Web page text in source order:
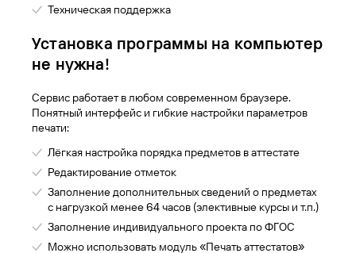
Техническая поддержка
Установка программы на компьютер
не нужна!
Сервис работает в любом современном браузере.
Понятный интерфейс и гибкие настройки параметров
печати:
Лёгкая настройка порядка предметов в аттестате
Редактирование отметок
Заполнение дополнительных сведений о предметах
с нагрузкой менее 64 часов (элективные курсы и т.п.)
Заполнение индивидуального проекта по ФГОС
Можно использовать модуль «Печать аттестатов»